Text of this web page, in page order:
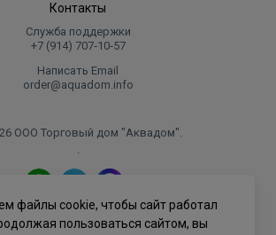
Контакты
Служба поддержки
+7 (914) 707‑10‑57
Написать Email
order@aquadom.info
ООО Торговый дом "Аквадом".
.
конфиденциальности
файлы cookie, чтобы сайт работал
пользоваться сайтом, вы